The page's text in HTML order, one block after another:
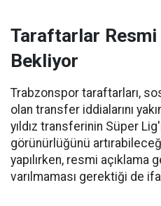
Taraftarlar Resmi
Bekliyor
Trabzonspor taraftarları,
olan transfer iddialarını
yıldız transferinin Süper
görünürlüğünü
yapılırken, resmi
varılmaması gerektiği de